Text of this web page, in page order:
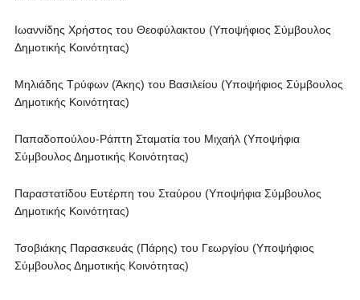
Ιωαννίδης Χρήστος του Θεοφύλακτου (Υποψήφιος Σύμβουλος
Δημοτικής Κοινότητας)
Μηλιάδης Τρύφων (Άκης) του Βασιλείου (Υποψήφιος Σύμβουλος
Δημοτικής Κοινότητας)
Παπαδοπούλου-Ράπτη Σταματία του Μιχαήλ (Υποψήφια
Σύμβουλος Δημοτικής Κοινότητας)
Παραστατίδου Ευτέρπη του Σταύρου (Υποψήφια Σύμβουλος
Δημοτικής Κοινότητας)
Τσοβιάκης Παρασκευάς (Πάρης) του Γεωργίου (Υποψήφιος
Σύμβουλος Δημοτικής Κοινότητας)